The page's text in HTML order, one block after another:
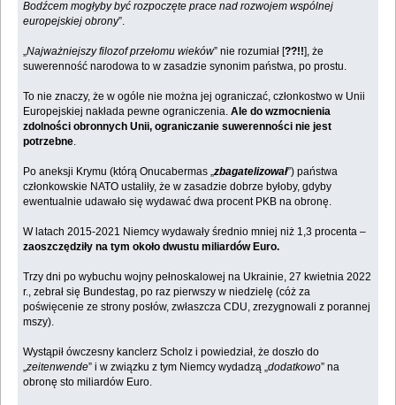
Bodźcem mogłyby być rozpoczęte prace nad rozwojem wspólnej
europejskiej obrony”.
„Najważniejszy filozof przełomu wieków” nie rozumiał [??!!], że
suwerenność narodowa to w zasadzie synonim państwa, po prostu.
To nie znaczy, że w ogóle nie można jej ograniczać, członkostwo w Unii
Europejskiej nakłada pewne ograniczenia.Ale do wzmocnienia
zdolności obronnych Unii, ograniczanie suwerenności nie jest
potrzebne.
Po aneksji Krymu (którą Onucabermas „zbagatelizował”) państwa
członkowskie NATO ustaliły, że w zasadzie dobrze byłoby, gdyby
ewentualnie udawało się wydawać dwa procent PKB na obronę.
W latach 2015-2021 Niemcy wydawały średnio mniej niż 1,3 procenta –
zaoszczędziły na tym około dwustu miliardów Euro.
Trzy dni po wybuchu wojny pełnoskalowej na Ukrainie, 27 kwietnia 2022
r., zebrał się Bundestag, po raz pierwszy w niedzielę (cóż za
poświęcenie ze strony posłów, zwłaszcza CDU, zrezygnowali z porannej
mszy).
Wystąpił ówczesny kanclerz Scholz i powiedział, że doszło do
„zeitenwende” i w związku z tym Niemcy wydadzą „dodatkowo” na
obronę sto miliardów Euro.